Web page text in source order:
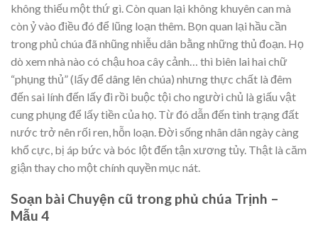
không thiếu một thứ gì. Còn quan lại không khuyên can mà
còn ỷ vào điều đó để lũng loạn thêm. Bọn quan lại hầu cần
trong phủ chúa đã nhũng nhiễu dân bằng những thủ đoạn. Họ
dò xem nhà nào có chậu hoa cây cảnh… thì biên lai hai chữ
“phụng thủ” (lấy để dâng lên chúa) nhưng thực chất là đêm
đến sai lính đến lấy đi rồi buộc tội cho người chủ là giấu vật
cung phụng để lấy tiền của họ. Từ đó dẫn đến tình trạng đất
nước trở nên rối ren, hỗn loạn. Đời sống nhân dân ngày càng
khổ cực, bị áp bức và bóc lột đến tận xương tủy. Thật là căm
giận thay cho một chính quyền mục nát.
Soạn bài Chuyện cũ trong phủ chúa Trịnh –
Mẫu 4